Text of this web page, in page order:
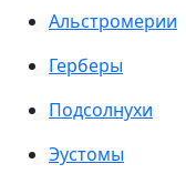
Альстромерии
Герберы
Подсолнухи
Эустомы